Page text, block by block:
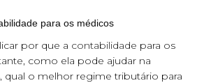
por que a contabilidade para os
como ela pode ajudar na
qual o melhor regime tributário para